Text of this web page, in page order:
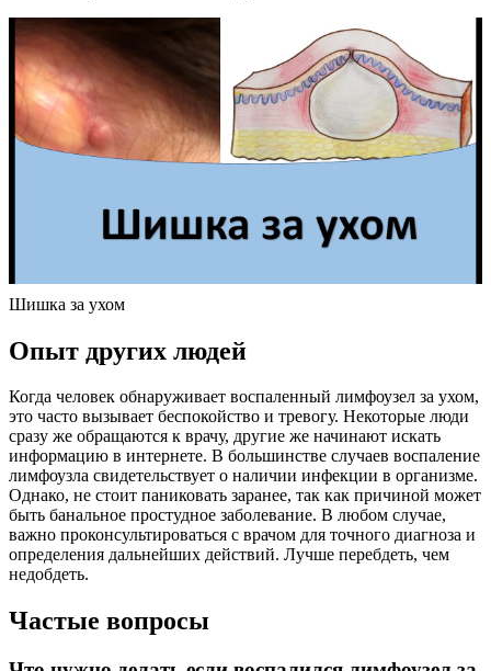
Шишка за ухом
Опыт других людей
Когда человек обнаруживает воспаленный лимфоузел за ухом,
это часто вызывает беспокойство и тревогу. Некоторые люди
сразу же обращаются к врачу, другие же начинают искать
информацию в интернете. В большинстве случаев воспаление
лимфоузла свидетельствует о наличии инфекции в организме.
Однако, не стоит паниковать заранее, так как причиной может
быть банальное простудное заболевание. В любом случае,
важно проконсультироваться с врачом для точного диагноза и
определения дальнейших действий. Лучше перебдеть, чем
недобдеть.
Частые вопросы